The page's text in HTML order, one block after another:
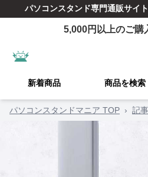
パソコンスタンド専門通販サイト
5,000円以上のご購
新着商品 商品を検索
パソコンスタンドマニア TOP › 記